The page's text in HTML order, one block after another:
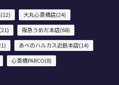
大丸心斎橋店(24)
阪急うめだ本店(68)
あべのハルカス近鉄本店(14)
心斎橋PARCO(8)